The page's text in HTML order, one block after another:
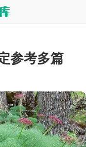
参考多篇